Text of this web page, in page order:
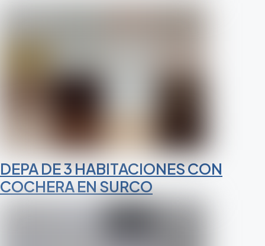
DEPA DE 3 HABITACIONES CON
COCHERA EN SURCO